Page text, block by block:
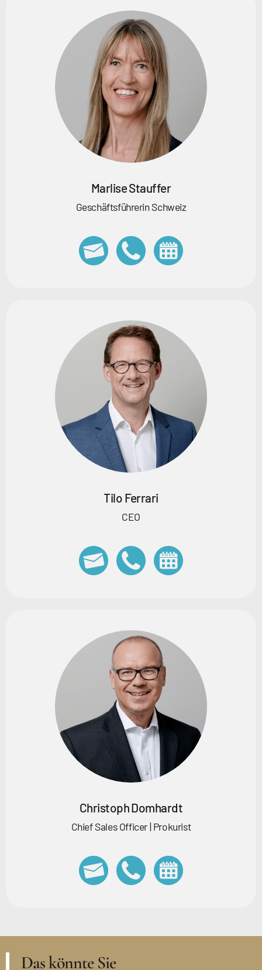
Marlise Stauffer
Geschäftsführerin Schweiz
Tilo Ferrari
CEO
Christoph Domhardt
Chief Sales Officer | Prokurist
Das könnte Sie